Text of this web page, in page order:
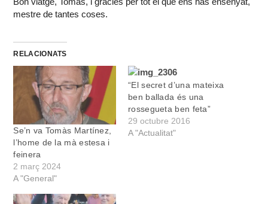
mestre de tantes coses.
RELACIONATS
Se’n va Tomàs Martínez,
l’home de la mà estesa i
feinera
2 març 2024
A "General"
“El secret d’una mateixa
ben ballada és una
rossegueta ben feta”
29 octubre 2016
A "Actualitat"